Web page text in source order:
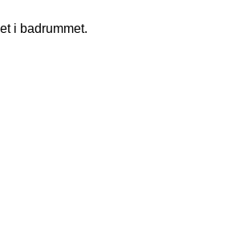
i badrummet.